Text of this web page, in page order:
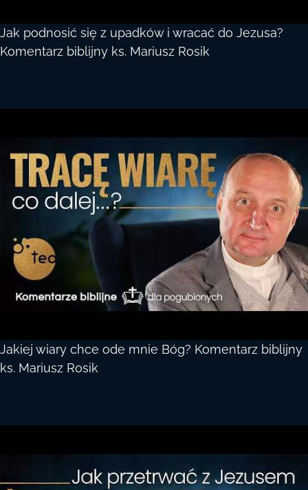
Jak podnosić się z upadków i wracać do Jezusa?
Komentarz biblijny ks. Mariusz Rosik
Jakiej wiary chce ode mnie Bóg? Komentarz biblijny
ks. Mariusz Rosik